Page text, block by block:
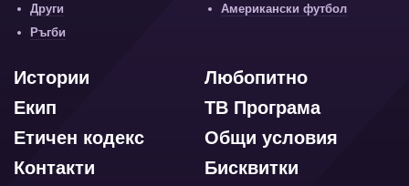
Други
Американски футбол
Ръгби
Любопитно
Истории
ТВ Програма
Екип
Общи условия
Етичен кодекс
Бисквитки
Контакти